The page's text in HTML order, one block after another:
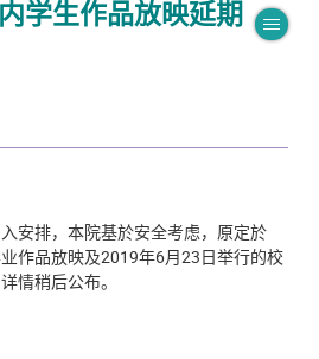
学生作品放映延期
安排，本院基於安全考虑，原定於
作品放映及2019年6月23日举行的校
情稍后公布。